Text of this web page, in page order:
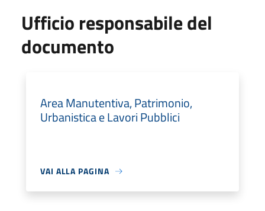
Ufficio responsabile del
documento
Area Manutentiva, Patrimonio,
Urbanistica e Lavori Pubblici
VAI ALLA PAGINA